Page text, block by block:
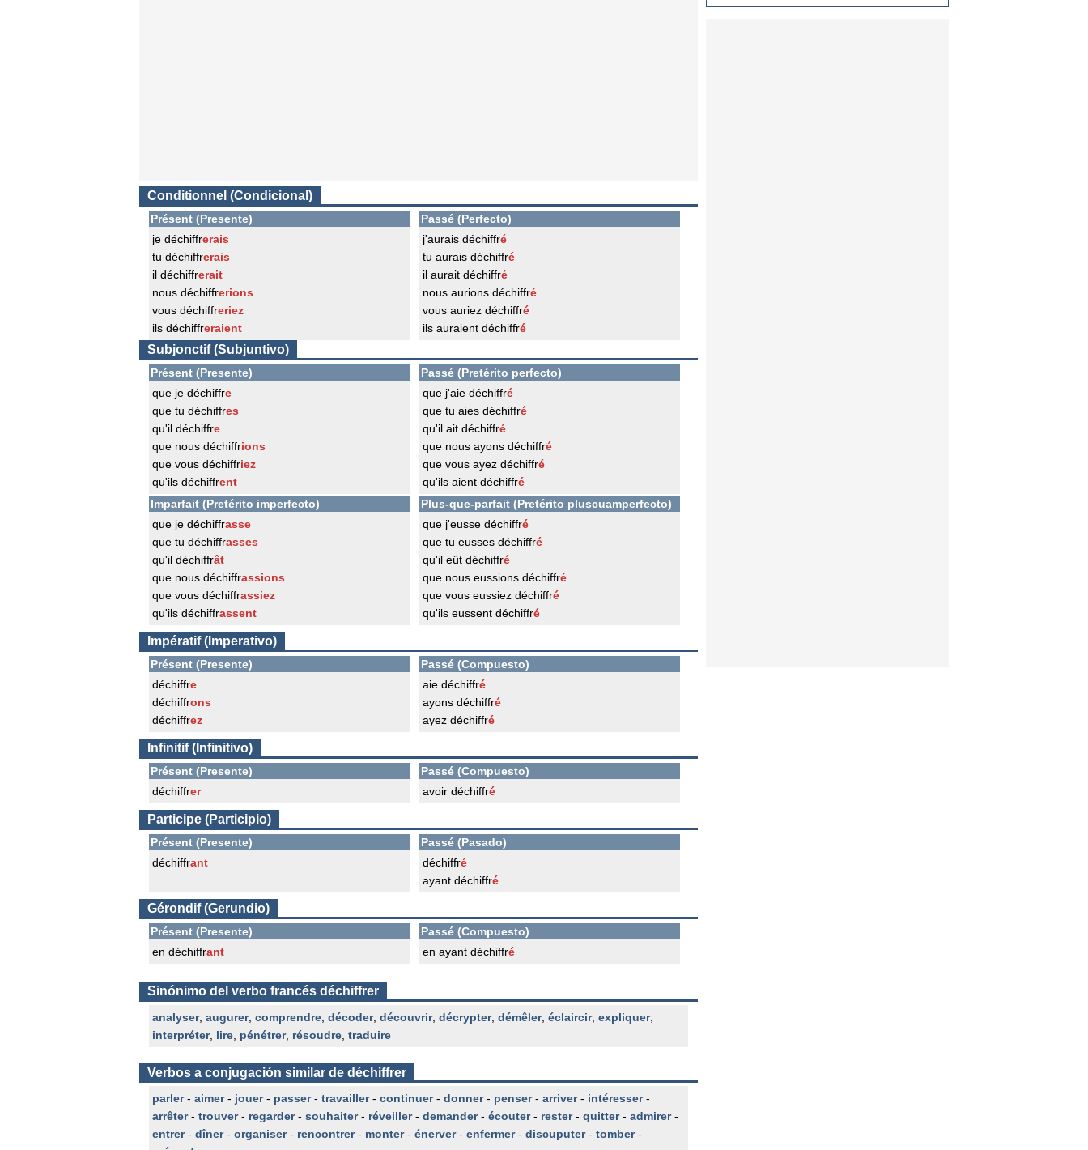
Conditionnel (Condicional)
Présent (Presente)
je déchiffrerais
tu déchiffrerais
il déchiffrerait
nous déchiffrerions
vous déchiffreriez
ils déchiffreraient
Passé (Perfecto)
j'aurais déchiffré
tu aurais déchiffré
il aurait déchiffré
nous aurions déchiffré
vous auriez déchiffré
ils auraient déchiffré
Subjonctif (Subjuntivo)
Présent (Presente)
que je déchiffre
que tu déchiffres
qu'il déchiffre
que nous déchiffrions
que vous déchiffriez
qu'ils déchiffrent
Passé (Pretérito perfecto)
que j'aie déchiffré
que tu aies déchiffré
qu'il ait déchiffré
que nous ayons déchiffré
que vous ayez déchiffré
qu'ils aient déchiffré
Imparfait (Pretérito imperfecto)
que je déchiffrasse
que tu déchiffrasses
qu'il déchiffrât
que nous déchiffrassions
que vous déchiffrassiez
qu'ils déchiffrassent
Plus-que-parfait (Pretérito pluscuamperfecto)
que j'eusse déchiffré
que tu eusses déchiffré
qu'il eût déchiffré
que nous eussions déchiffré
que vous eussiez déchiffré
qu'ils eussent déchiffré
Impératif (Imperativo)
Présent (Presente)
déchiffre
déchiffrons
déchiffrez
Passé (Compuesto)
aie déchiffré
ayons déchiffré
ayez déchiffré
Infinitif (Infinitivo)
Présent (Presente)
déchiffrer
Passé (Compuesto)
avoir déchiffré
Participe (Participio)
Présent (Presente)
déchiffrant
Passé (Pasado)
déchiffré
ayant déchiffré
Gérondif (Gerundio)
Présent (Presente)
en déchiffrant
Passé (Compuesto)
en ayant déchiffré
Sinónimo del verbo francés déchiffrer
analyser, augurer, comprendre décoder, découvrir, décrypter, démêler, éclaircir, expliquer,
interpréter, lire pénétrer, résoudre traduire
Verbos a conjugación similar de déchiffrer
parler- aimer- jouer- passer- travailler- continuer- donner- penser- arriver- intéresser-
arrêter- trouver- regarder- souhaiter- réveiller- demander- écouter- rester- quitter- admirer-
entrer- dîner- organiser- rencontrer- monter- énerver- enfermer- discuputer- tomber-